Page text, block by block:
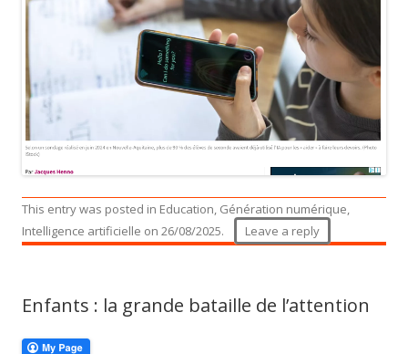
This entry was posted in Education, Génération numérique,
Intelligence artificielle on 26/08/2025. Leave a reply
Enfants : la grande bataille de l’attention